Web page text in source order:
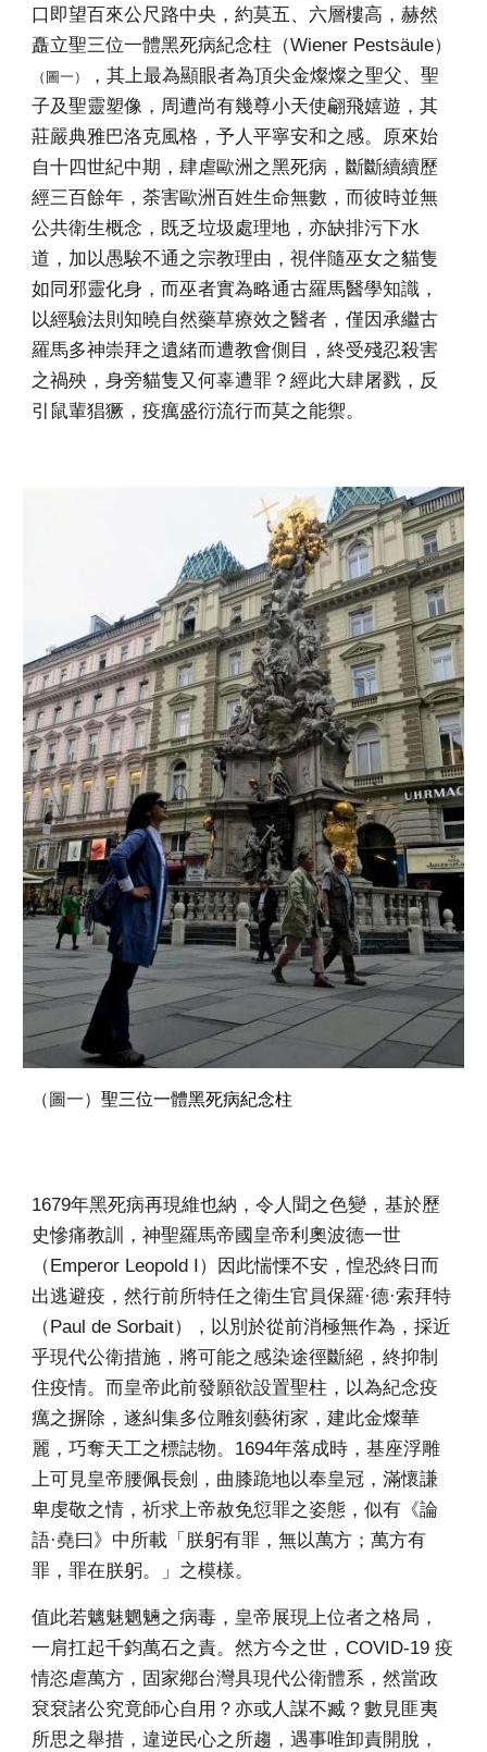
口即望百來公尺路中央，約莫五、六層樓高，赫然
矗立聖三位一體黑死病紀念柱（Wiener Pestsäule）
（圖一）
，其上最為顯眼者為頂尖金燦燦之聖父、聖
子及聖靈塑像，周遭尚有幾尊小天使翩飛嬉遊，其
莊嚴典雅巴洛克風格，予人平寧安和之感。原來始
自十四世紀中期，肆虐歐洲之黑死病，斷斷續續歷
經三百餘年，荼害歐洲百姓生命無數，而彼時並無
公共衛生概念，既乏垃圾處理地，亦缺排污下水
道，加以愚騃不通之宗教理由，視伴隨巫女之貓隻
如同邪靈化身，而巫者實為略通古羅馬醫學知識，
以經驗法則知曉自然藥草療效之醫者，僅因承繼古
羅馬多神崇拜之遺緒而遭教會側目，終受殘忍殺害
之禍殃，身旁貓隻又何辜遭罪？經此大肆屠戮，反
引鼠輩猖獗，疫癘盛衍流行而莫之能禦。
（圖一）聖三位一體黑死病紀念柱
1679年黑死病再現維也納，令人聞之色變，基於歷
史慘痛教訓，神聖羅馬帝國皇帝利奧波德一世
（Emperor Leopold I） 因此惴慄不安，惶恐終日而
出逃避疫，然行前所特任之衛生官員保羅·德·索拜特
（Paul de Sorbait），以別於從前消極無作為，採近
乎現代公衛措施，將可能之感染途徑斷絕，終抑制
住疫情。而皇帝此前發願欲設置聖柱，以為紀念疫
癘之摒除，遂糾集多位雕刻藝術家，建此金燦華
麗，巧奪天工之標誌物。1694年落成時，基座浮雕
上可見皇帝腰佩長劍，曲膝跪地以奉皇冠，滿懷謙
卑虔敬之情，祈求上帝赦免愆罪之姿態，似有《論
語·堯曰》中所載「朕躬有罪，無以萬方；萬方有
罪，罪在朕躬。」之模樣。
值此若魑魅魍魎之病毒，皇帝展現上位者之格局，
一肩扛起千鈞萬石之責。然方今之世，COVID-19 疫
情恣虐萬方，固家鄕台灣具現代公衛體系，然當政
袞袞諸公究竟師心自用？亦或人謀不臧？數見匪夷
所思之舉措，違逆民心之所趨，遇事唯卸責開脫，